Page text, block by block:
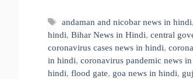
Tags
andaman and nicobar news in hindi
hindi, Bihar News in Hindi, central
coronavirus cases news in hindi,
in hindi, coronavirus pandemic news
hindi, flood gate, goa news in hindi,